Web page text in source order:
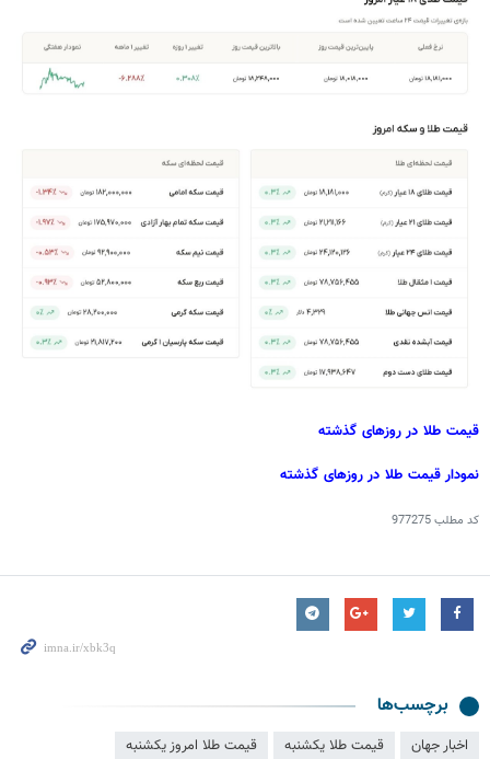
قیمت طلا در روزهای گذشته
نمودار قیمت طلا در روزهای گذشته
کد مطلب977275
برچسب‌ها
اخبار جهان قیمت طلا یکشنبه
قیمت طلا امروز یکشنبه